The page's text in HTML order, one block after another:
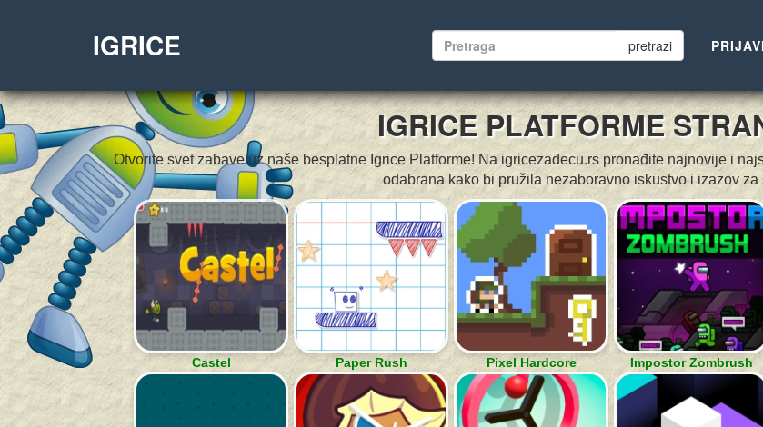
IGRICE pretrazi
IGRICE PLATFORME
Otvorite svet zabave uz naše besplatne Igrice Platforme! Na igricezadecu.rs pronađite najnovije i
odabrana kako bi pružila nezaboravno iskustvo i izazov za
Castel Paper Rush Pixel Hardcore Impostor Zombrush